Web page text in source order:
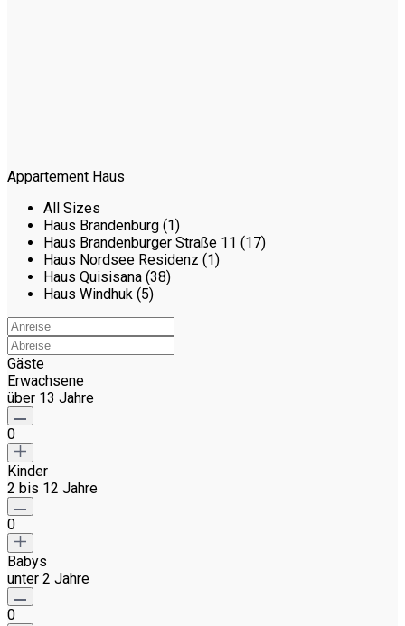
Appartement Haus
All Sizes
Haus Brandenburg (1)
Haus Brandenburger Straße 11 (17)
Haus Nordsee Residenz (1)
Haus Quisisana (38)
Haus Windhuk (5)
Gäste
Erwachsene
über 13 Jahre
0
Kinder
2 bis 12 Jahre
0
Babys
unter 2 Jahre
0